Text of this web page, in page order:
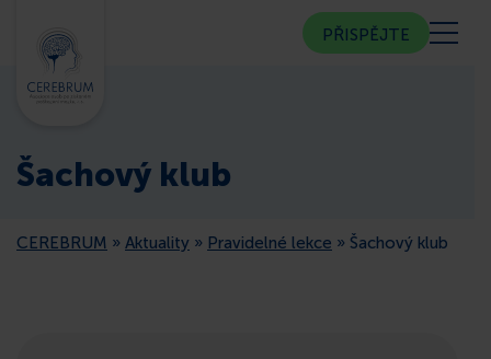
KOMUNITNÍ CENTRUM
PŘISPĚJTE
Šachový klub
CEREBRUM » Aktuality » Pravidelné lekce » Šachový klub